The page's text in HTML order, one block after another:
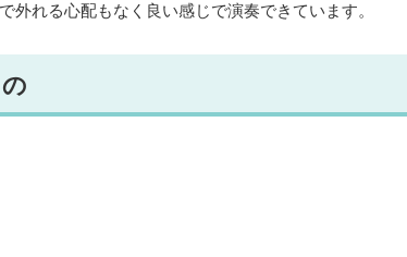
外れる心配もなく良い感じで演奏できています。